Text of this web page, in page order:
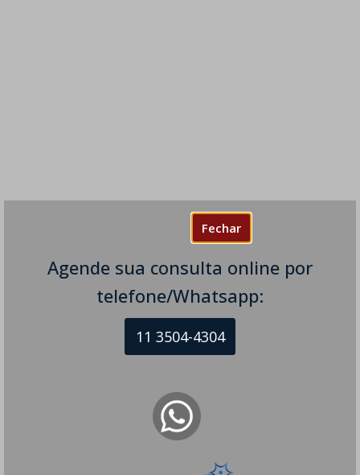
Fechar
Agende sua consulta online por
telefone/Whatsapp:
11 3504-4304